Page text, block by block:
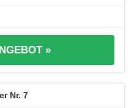
»
7